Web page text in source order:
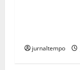
jurnaltempo